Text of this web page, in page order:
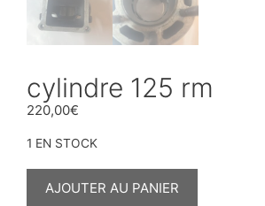
cylindre 125 rm
220,00€
1 EN STOCK
QUANTITÉ
AJOUTER AU PANIER